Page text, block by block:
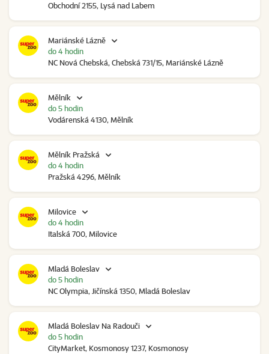
Obchodní 2155, Lysá nad Labem
Mariánské Lázně
NC Nová Chebská, Chebská 731/15, Mariánské Lázně
do 4 hodin
Mělník
Vodárenská 4130, Mělník
do 5 hodin
Mělník Pražská
Pražská 4296, Mělník
do 4 hodin
Milovice
Italská 700, Milovice
do 4 hodin
Mladá Boleslav
NC Olympia, Jičínská 1350, Mladá Boleslav
do 5 hodin
Mladá Boleslav Na Radouči
CityMarket, Kosmonosy 1237, Kosmonosy
do 5 hodin